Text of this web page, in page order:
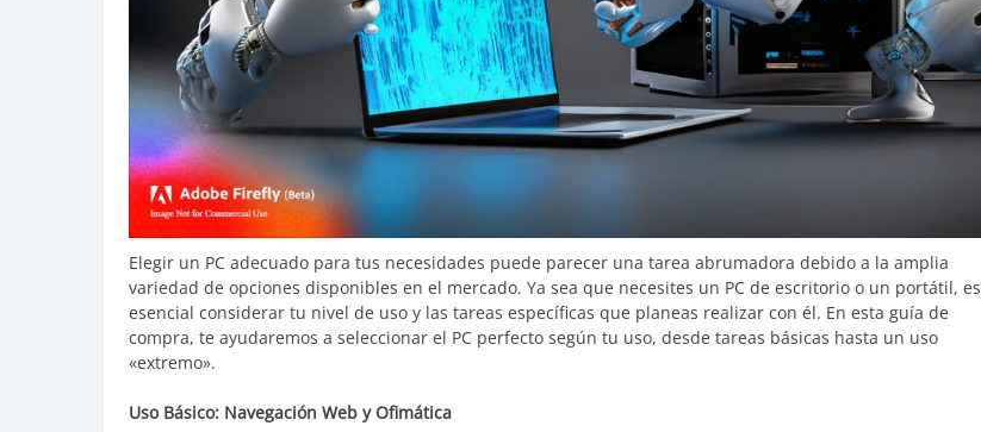
Elegir un PC adecuado para tus necesidades puede parecer una tarea abrumadora debido a la amplia
variedad de opciones disponibles en el mercado. Ya sea que necesites un PC de escritorio o un portátil, es
esencial considerar tu nivel de uso y las tareas específicas que planeas realizar con él. En esta guía de
compra, te ayudaremos a seleccionar el PC perfecto según tu uso, desde tareas básicas hasta un uso
«extremo».
Uso Básico: Navegación Web y Ofimática